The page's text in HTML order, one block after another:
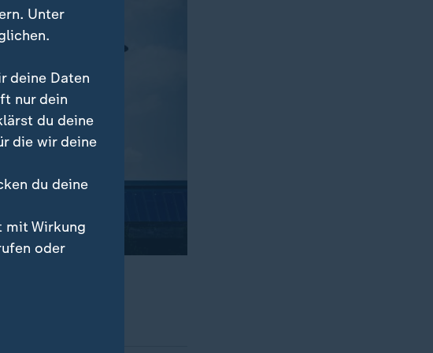
Unter
deine Daten
nur dein
du deine
die wir deine
du deine
mit Wirkung
oder